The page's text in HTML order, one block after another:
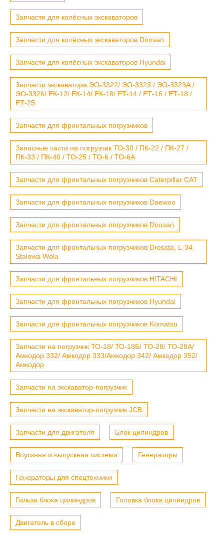
Запчасти для колёсных экскаваторов
Запчасти для колёсных экскаваторов Doosan
Запчасти для колёсных экскаваторов Hyundai
Запчасти экскаватора ЭО-3322/ ЭО-3323 / ЭО-3323А /
ЭО-3326/ ЕК-12/ ЕК-14/ ЕК-18/ ЕТ-14 / ЕТ-16 / ЕТ-18 /
ЕТ-25
Запчасти для фронтальных погрузчиков
Запасные части на погрузчик ТО-30 / ПК-22 / ПК-27 /
ПК-33 / ПК-40 / ТО-25 / ТО-6 / ТО-6А
Запчасти для фронтальных погрузчиков Caterpillar CAT
Запчасти для фронтальных погрузчиков Daewoo
Запчасти для фронтальных погрузчиков Doosan
Запчасти для фронтальных погрузчиков Dressta, L-34,
Stalowa Wola
Запчасти для фронтальных погрузчиков HITACHI
Запчасти для фронтальных погрузчиков Hyundai
Запчасти для фронтальных погрузчиков Komatsu
Запчасти на погрузчик ТО-18/ ТО-18Б/ ТО-28/ ТО-28А/
Амкодор 332/ Амкодор 333/Амкодор 342/ Амкодор 352/
Амкодор
Запчасти на экскаватор-погрузчик
Запчасти на экскаватор-погрузчик JCB
Запчасти для двигателя Блок цилиндров
Впускная и выпускная система Генераторы
Генераторы для спецтехники
Гильза блока цилиндров Головка блока цилиндров
Двигатель в сборе